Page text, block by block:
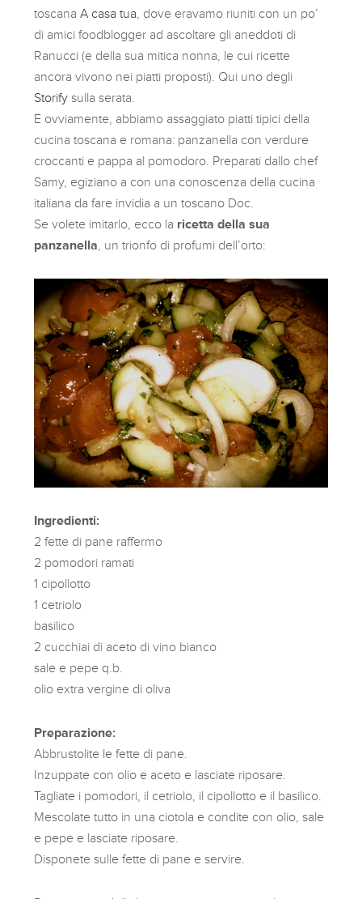
toscanaA casa tua , dove eravamo riuniti con un po’
di amici foodblogger ad ascoltare gli aneddoti di
Ranucci (e della sua mitica nonna, le cui ricette
ancora vivono nei piatti proposti). Qui uno degli
Storify sulla serata.
E ovviamente, abbiamo assaggiato piatti tipici della
cucina toscana e romana: panzanella con verdure
croccanti e pappa al pomodoro. Preparati dallo chef
Samy, egiziano a con una conoscenza della cucina
italiana da fare invidia a un toscano Doc.
Se volete imitarlo, ecco la ricetta della sua
panzanella , un trionfo di profumi dell’orto:
Ingredienti:
2 fette di pane raffermo
2 pomodori ramati
1 cipollotto
1 cetriolo
basilico
2 cucchiai di aceto di vino bianco
sale e pepe q.b.
olio extra vergine di oliva
Preparazione:
Abbrustolite le fette di pane.
Inzuppate con olio e aceto e lasciate riposare.
Tagliate i pomodori, il cetriolo, il cipollotto e il basilico.
Mescolate tutto in una ciotola e condite con olio, sale
e pepe e lasciate riposare.
Disponete sulle fette di pane e servire.